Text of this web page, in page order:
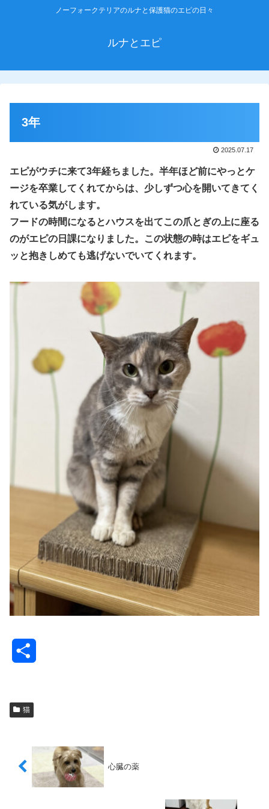
ノーフォークテリアのルナと保護猫のエピの日々
ルナとエピ
3年
2025.07.17
エピがウチに来て3年経ちました。半年ほど前にやっとケ
ージを卒業してくれてからは、少しずつ心を開いてきてく
れている気がします。
フードの時間になるとハウスを出てこの爪とぎの上に座る
のがエピの日課になりました。この状態の時はエピをギュ
ッと抱きしめても逃げないでいてくれます。
猫
心臓の薬